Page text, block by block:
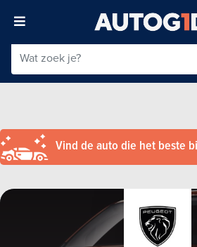
Vind de auto die het beste